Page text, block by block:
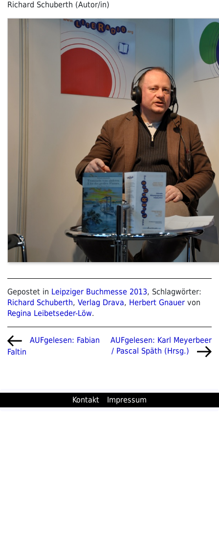
Richard Schuberth (Autor/in)
Gepostet in Leipziger Buchmesse 2013, Schlagwörter:
Richard Schuberth, Verlag Drava, Herbert Gnauer von
Regina Leibetseder-Löw.
Beitragsnavigation
Vorheriger
Beitrag
AUFgelesen: Fabian
Faltin
Nächster
Beitrag
AUFgelesen: Karl Meyerbeer
/ Pascal Späth (Hrsg.)
Kontakt Impressum